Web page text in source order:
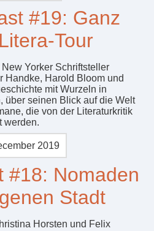
#19: Ganz
Tour
Yorker Schriftsteller
Handke, Harold Bloom und
mit Wurzeln in
über seinen Blick auf die Welt
die von der Literaturkritik
werden.
2019
#18: Nomaden
Stadt
Horsten und Felix